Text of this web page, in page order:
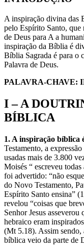
A inspiração divina das
pelo Espírito Santo, que
de Deus para A a
inspiração da Bíblia é
Bíblia Sagrada é para o
Palavra de Deus.
PALAVRA-CHAVE:
I – A
BÍBLICA
1. A inspiração bíblica
Testamento, a
usadas mais de 3.800
Moisés “ escreveu
foi advertido: “não
do Novo Testamento,
Espírito Santo ensina”
revelou “coisas que
Senhor Jesus
hebraico eram
(Mt 5.18). Assim sendo,
bíblica veio da parte de